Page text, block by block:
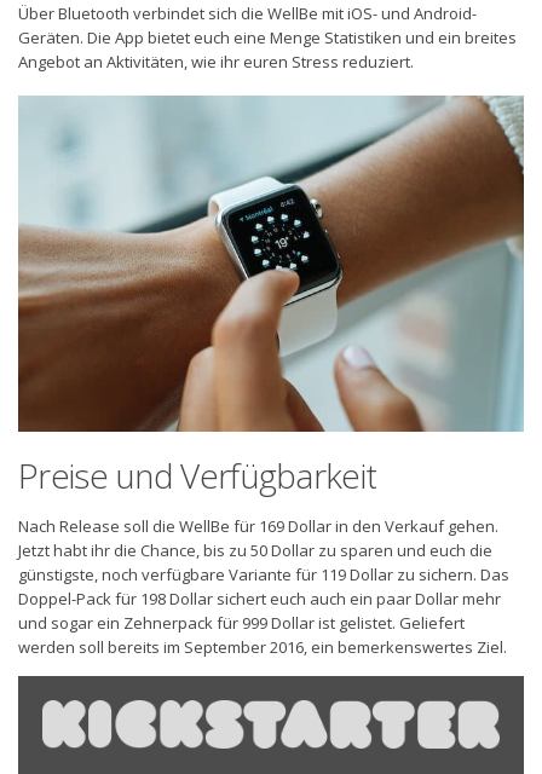
Über Bluetooth verbindet sich die WellBe mit iOS- und Android-
Geräten. Die App bietet euch eine Menge Statistiken und ein breites
Angebot an Aktivitäten, wie ihr euren Stress reduziert.
Preise und Verfügbarkeit
Nach Release soll die WellBe für 169 Dollar in den Verkauf gehen.
Jetzt habt ihr die Chance, bis zu 50 Dollar zu sparen und euch die
günstigste, noch verfügbare Variante für 119 Dollar zu sichern. Das
Doppel-Pack für 198 Dollar sichert euch auch ein paar Dollar mehr
und sogar ein Zehnerpack für 999 Dollar ist gelistet. Geliefert
werden soll bereits im September 2016, ein bemerkenswertes Ziel.
von
Kickstarter
anzeigen